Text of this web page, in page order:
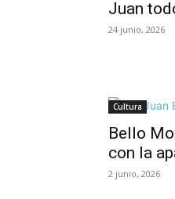
Juan
24 junio, 2026
Cultura
Bello
con la
2 junio, 2026